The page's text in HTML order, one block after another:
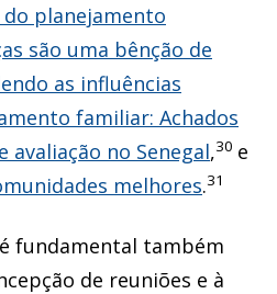
planejamento
são uma bênção de
as influências
familiar: Achados
no Senegal,30 e
melhores.31
fundamental também
de reuniões e à